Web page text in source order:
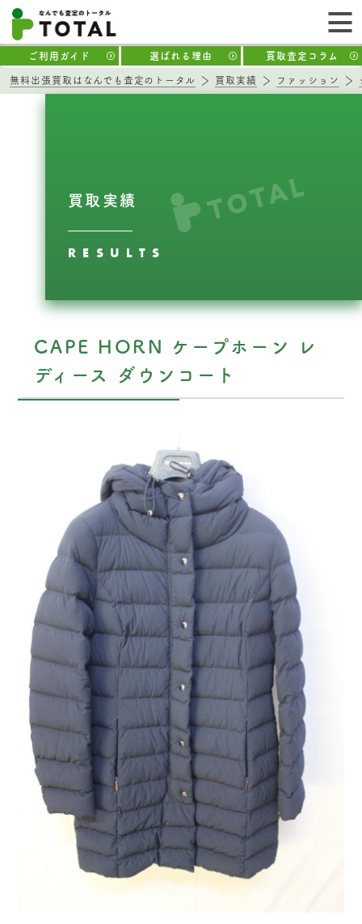
ご利用ガイド 選ばれる理由 買取査定コラム
無料出張買取はなんでも査定のトータル 買取実績 ファッション
買取実績
RESULTS
CAPE HORN ケープホーン レ
ディース ダウンコート